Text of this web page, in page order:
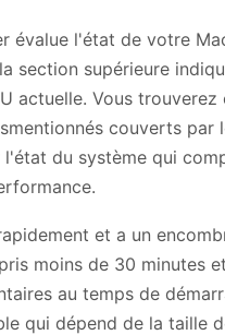
évalue l'état de votre
section supérieure
actuelle. Vous
couverts
du système qui
et a un
moins de 30 minutes
au temps de
qui dépend de la taille